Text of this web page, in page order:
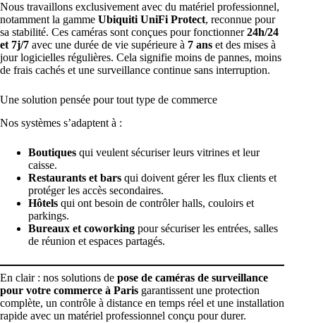
Nous travaillons exclusivement avec du matériel professionnel,
notamment la gamme Ubiquiti UniFi Protect, reconnue pour
sa stabilité. Ces caméras sont conçues pour fonctionner24h/24
et 7j/7 avec une durée de vie supérieure à 7 ans et des mises à
jour logicielles régulières. Cela signifie moins de pannes, moins
de frais cachés et une surveillance continue sans interruption.
Une solution pensée pour tout type de commerce
Nos systèmes s’adaptent à :
Boutiques qui veulent sécuriser leurs vitrines et leur
caisse.
Restaurants et bars qui doivent gérer les flux clients et
protéger les accès secondaires.
Hôtels qui ont besoin de contrôler halls, couloirs et
parkings.
Bureaux et coworking pour sécuriser les entrées, salles
de réunion et espaces partagés.
En clair : nos solutions de pose de caméras de surveillance
pour votre commerce à Paris garantissent une protection
complète, un contrôle à distance en temps réel et une installation
rapide avec un matériel professionnel conçu pour durer.